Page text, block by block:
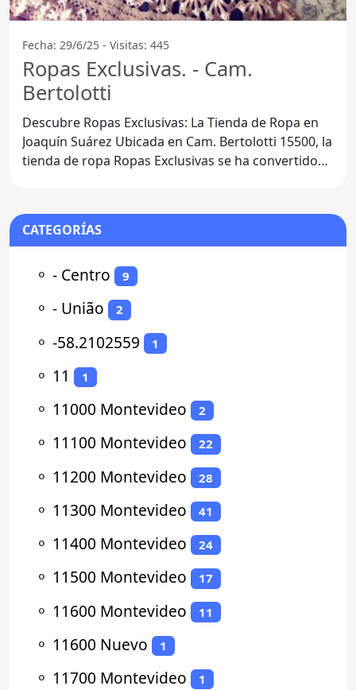
Fecha: 29/6/25 - Visitas: 445
Ropas Exclusivas. - Cam.
Bertolotti
Descubre Ropas Exclusivas: La Tienda de Ropa en
Joaquín Suárez Ubicada en Cam. Bertolotti 15500, la
tienda de ropa Ropas Exclusivas se ha convertido
CATEGORÍAS
⚬ - Centro 9
⚬ - União 2
⚬ -58.2102559 1
⚬ 11 1
⚬ 11000 Montevideo 2
⚬ 11100 Montevideo 22
⚬ 11200 Montevideo 28
⚬ 11300 Montevideo 41
⚬ 11400 Montevideo 24
⚬ 11500 Montevideo 17
⚬ 11600 Montevideo 11
⚬ 11600 Nuevo 1
⚬ 11700 Montevideo 1